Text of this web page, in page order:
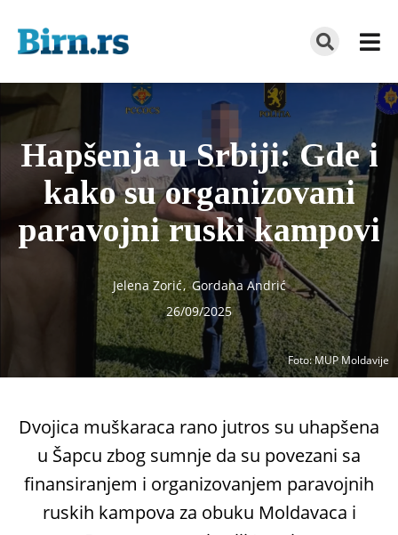
Foto: MUP Moldavije
Hapšenja u Srbiji: Gde i
kako su organizovani
paravojni ruski kampovi
Jelena Zorić, Gordana Andrić
26/09/2025
Dvojica muškaraca rano jutros su uhapšena
u Šapcu zbog sumnje da su povezani sa
finansiranjem i organizovanjem paravojnih
ruskih kampova za obuku Moldavaca i